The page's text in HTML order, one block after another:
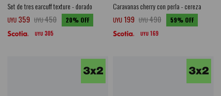
Set de tres earcuff texture - dorado
UYU 359 UYU450 20
UYU 305
Caravanas cherry con perla - cereza
UYU 199 UYU490 59
UYU 169